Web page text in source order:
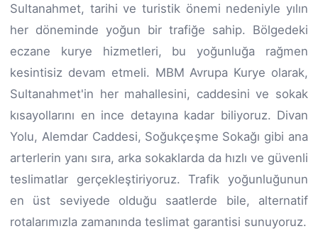
Sultanahmet, tarihi ve turistik önemi nedeniyle yılın
her döneminde yoğun bir trafiğe sahip. Bölgedeki
eczane kurye hizmetleri, bu yoğunluğa rağmen
kesintisiz devam etmeli. MBM Avrupa Kurye olarak,
Sultanahmet'in her mahallesini, caddesini ve sokak
kısayollarını en ince detayına kadar biliyoruz. Divan
Yolu, Alemdar Caddesi, Soğukçeşme Sokağı gibi ana
arterlerin yanı sıra, arka sokaklarda da hızlı ve güvenli
teslimatlar gerçekleştiriyoruz. Trafik yoğunluğunun
en üst seviyede olduğu saatlerde bile, alternatif
rotalarımızla zamanında teslimat garantisi sunuyoruz.